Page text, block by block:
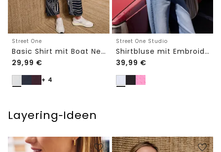
Street One
Basic Shirt mit Boat Neck und Elastikbund
29,99 €
+ 4
Street One Studio
Shirtbluse mit Embroidery-Front
39,99 €
Layering‑Ideen